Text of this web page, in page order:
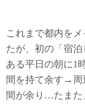
これまで都内をメ
たが、初の「宿泊
ある平日の朝に1
間を持て余す→
間が余り…たまた